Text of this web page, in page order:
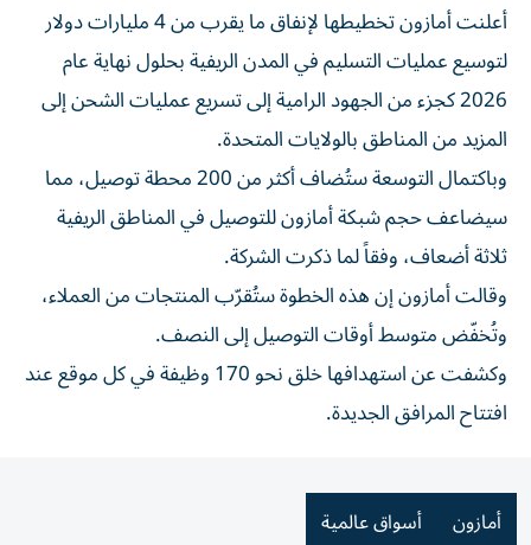
أعلنت أمازون تخطيطها لإنفاق ما يقرب من 4 مليارات دولار
لتوسيع عمليات التسليم في المدن الريفية بحلول نهاية عام
2026 كجزء من الجهود الرامية إلى تسريع عمليات الشحن إلى
المزيد من المناطق بالولايات المتحدة.
وباكتمال التوسعة ستُضاف أكثر من 200 محطة توصيل، مما
سيضاعف حجم شبكة أمازون للتوصيل في المناطق الريفية
ثلاثة أضعاف، وفقاً لما ذكرت الشركة.
وقالت أمازون إن هذه الخطوة ستُقرّب المنتجات من العملاء،
وتُخفّض متوسط أوقات التوصيل إلى النصف.
وكشفت عن استهدافها خلق نحو 170 وظيفة في كل موقع عند
افتتاح المرافق الجديدة.
أمازون أسواق عالمية